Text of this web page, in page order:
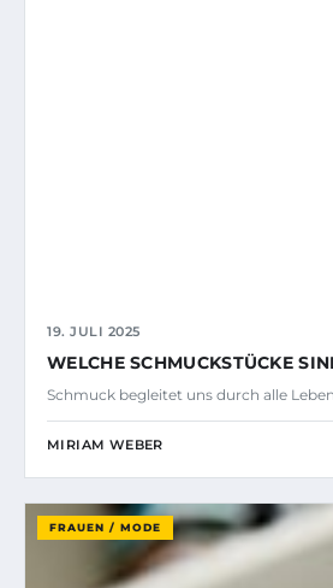
19. JULI 2025
WELCHE SCHMUCKSTÜCKE
Schmuck begleitet uns durch alle
MIRIAM WEBER
FRAUEN / MODE